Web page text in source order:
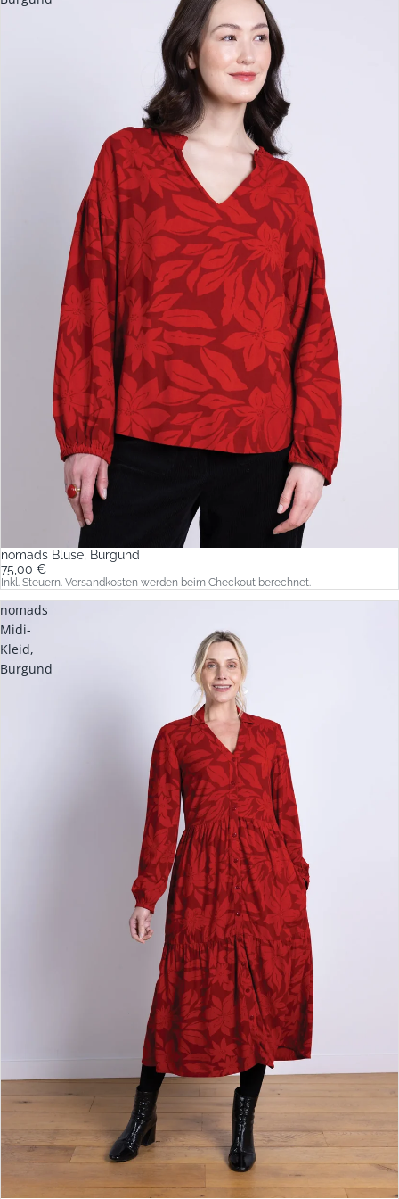
nomads Bluse, Burgund
75,00 €
Inkl. Steuern. Versandkosten werden beim Checkout berechnet.
nomads
Midi-
Kleid,
Burgund